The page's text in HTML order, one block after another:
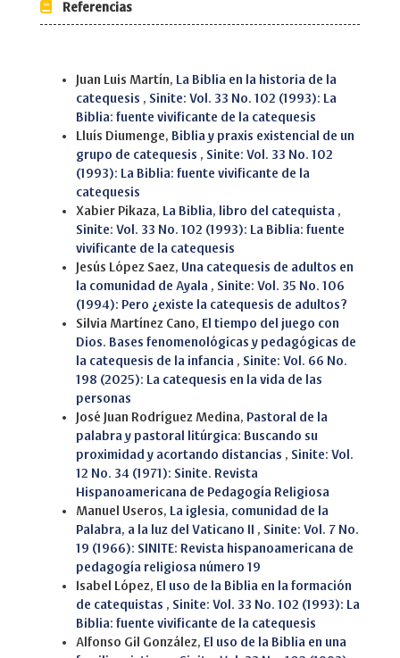
Referencias
Juan Luis Martín, La Biblia en la historia de la
catequesis , Sinite: Vol. 33 No. 102 (1993): La
Biblia: fuente vivificante de la catequesis
Lluís Diumenge, Biblia y praxis existencial de un
grupo de catequesis , Sinite: Vol. 33 No. 102
(1993): La Biblia: fuente vivificante de la
catequesis
Xabier Pikaza, La Biblia, libro del catequista ,
Sinite: Vol. 33 No. 102 (1993): La Biblia: fuente
vivificante de la catequesis
Jesús López Saez, Una catequesis de adultos en
la comunidad de Ayala , Sinite: Vol. 35 No. 106
(1994): Pero ¿existe la catequesis de adultos?
Silvia Martínez Cano, El tiempo del juego con
Dios. Bases fenomenológicas y pedagógicas de
la catequesis de la infancia , Sinite: Vol. 66 No.
198 (2025): La catequesis en la vida de las
personas
José Juan Rodríguez Medina, Pastoral de la
palabra y pastoral litúrgica: Buscando su
proximidad y acortando distancias , Sinite: Vol.
12 No. 34 (1971): Sinite. Revista
Hispanoamericana de Pedagogía Religiosa
Manuel Useros, La iglesia, comunidad de la
Palabra, a la luz del Vaticano II , Sinite: Vol. 7 No.
19 (1966): SINITE: Revista hispanoamericana de
pedagogía religiosa número 19
Isabel López, El uso de la Biblia en la formación
de catequistas , Sinite: Vol. 33 No. 102 (1993): La
Biblia: fuente vivificante de la catequesis
Alfonso Gil González, El uso de la Biblia en una